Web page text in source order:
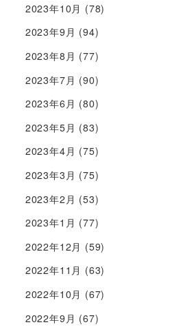
2023年10月 (78)
2023年9月 (94)
2023年8月 (77)
2023年7月 (90)
2023年6月 (80)
2023年5月 (83)
2023年4月 (75)
2023年3月 (75)
2023年2月 (53)
2023年1月 (77)
2022年12月 (59)
2022年11月 (63)
2022年10月 (67)
2022年9月 (67)